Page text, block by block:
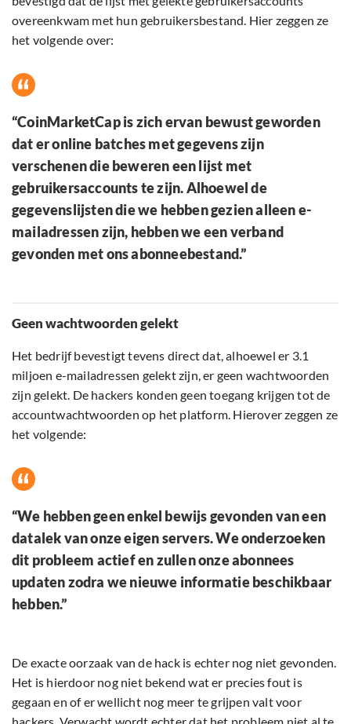
overeenkwam met hun gebruikersbestand. Hier zeggen ze
het volgende over:
“CoinMarketCap is zich ervan bewust geworden
dat er online batches met gegevens zijn
verschenen die beweren een lijst met
gebruikersaccounts te zijn. Alhoewel de
gegevenslijsten die we hebben gezien alleen e-
mailadressen zijn, hebben we een verband
gevonden met ons abonneebestand.”
Geen wachtwoorden gelekt
Het bedrijf bevestigt tevens direct dat, alhoewel er 3.1
miljoen e-mailadressen gelekt zijn, er geen wachtwoorden
zijn gelekt. De hackers konden geen toegang krijgen tot de
accountwachtwoorden op het platform. Hierover zeggen ze
het volgende:
“We hebben geen enkel bewijs gevonden van een
datalek van onze eigen servers. We onderzoeken
dit probleem actief en zullen onze abonnees
updaten zodra we nieuwe informatie beschikbaar
hebben.”
De exacte oorzaak van de hack is echter nog niet gevonden.
Het is hierdoor nog niet bekend wat er precies fout is
gegaan en of er wellicht nog meer te grijpen valt voor